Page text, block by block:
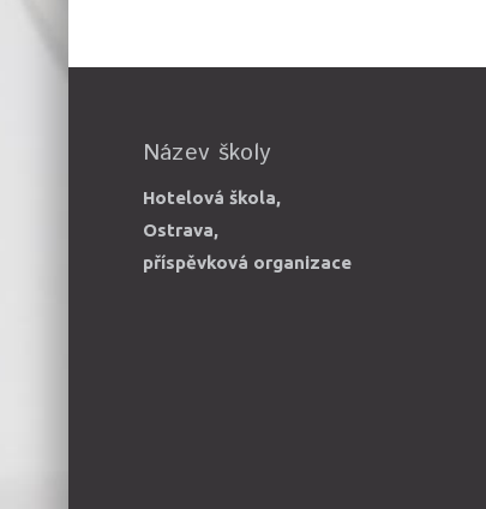
Název školy
Hotelová škola,
Ostrava,
příspěvková organizace